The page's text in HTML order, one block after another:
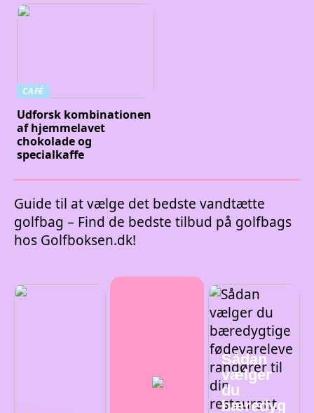
CAFÉ
Udforsk kombinationen
af hjemmelavet
chokolade og
specialkaffe
Guide til at vælge det bedste vandtætte
golfbag – Find de bedste tilbud på golfbags
hos Golfboksen.dk!
Sådan
vælger
du
bæredyg